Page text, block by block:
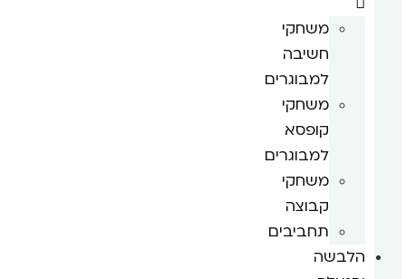
משחקי
חשיבה
למבוגרים
משחקי
קופסא
למבוגרים
משחקי
קבוצה
תחביבים
הלבשה